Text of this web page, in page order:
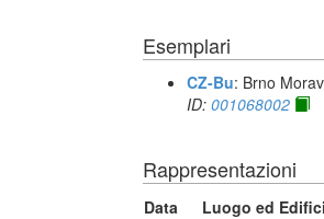
Esemplari
CZ-Bu: Brno
ID: 001068002
Rappresentazioni
Data Luogo ed